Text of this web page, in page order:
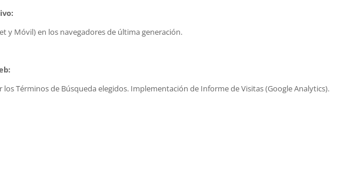
y Móvil) en los navegadores de última generación.
Términos de Búsqueda elegidos. Implementación de Informe de Visitas (Google Analytics).